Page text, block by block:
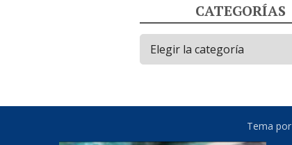
CATEGORÍAS
Categorías
Tema por